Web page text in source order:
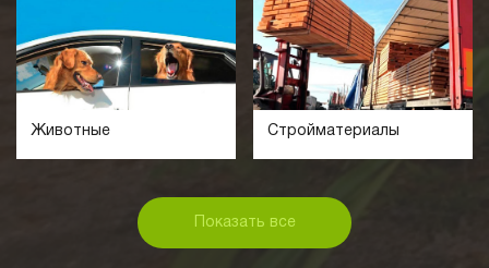
Животные Стройматериалы
Показать все